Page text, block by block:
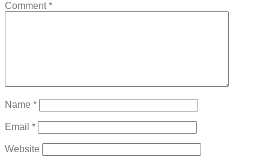
Comment*
Name *
Email *
Website